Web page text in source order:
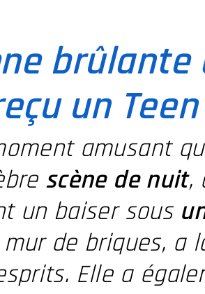
un
amusant
scène de nuit,
un baiser sous
de briques, a
Elle a